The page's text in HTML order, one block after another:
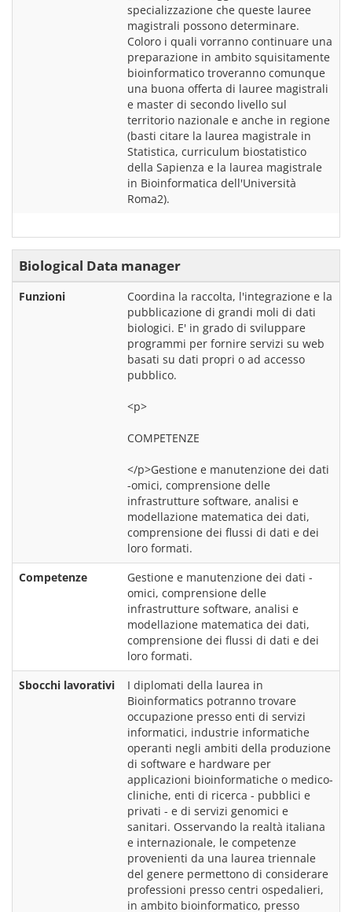
specializzazione che queste lauree
magistrali possono determinare.
Coloro i quali vorranno continuare una
preparazione in ambito squisitamente
bioinformatico troveranno comunque
una buona offerta di lauree magistrali
e master di secondo livello sul
territorio nazionale e anche in regione
(basti citare la laurea magistrale in
Statistica, curriculum biostatistico
della Sapienza e la laurea magistrale
in Bioinformatica dell'Università
Biological Data manager
Funzioni
Coordina la raccolta, l'integrazione e la
pubblicazione di grandi moli di dati
biologici. E' in grado di sviluppare
programmi per fornire servizi su web
basati su dati propri o ad accesso
pubblico.
<p>
COMPETENZE
</p>Gestione e manutenzione dei dati
-omici, comprensione delle
infrastrutture software, analisi e
modellazione matematica dei dati,
comprensione dei flussi di dati e dei
loro formati.
Competenze
Gestione e manutenzione dei dati -
omici, comprensione delle
infrastrutture software, analisi e
modellazione matematica dei dati,
comprensione dei flussi di dati e dei
loro formati.
Sbocchi lavorativi
I diplomati della laurea in
Bioinformatics potranno trovare
occupazione presso enti di servizi
informatici, industrie informatiche
operanti negli ambiti della produzione
di software e hardware per
applicazioni bioinformatiche o medico-
cliniche, enti di ricerca - pubblici e
privati - e di servizi genomici e
sanitari. Osservando la realtà italiana
e internazionale, le competenze
provenienti da una laurea triennale
del genere permettono di considerare
professioni presso centri ospedalieri,
in ambito bioinformatico, presso